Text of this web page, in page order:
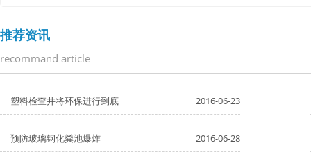
推荐资讯
recommand article
塑料检查井将环保进行到底 2016-06-23
预防玻璃钢化粪池爆炸 2016-06-28